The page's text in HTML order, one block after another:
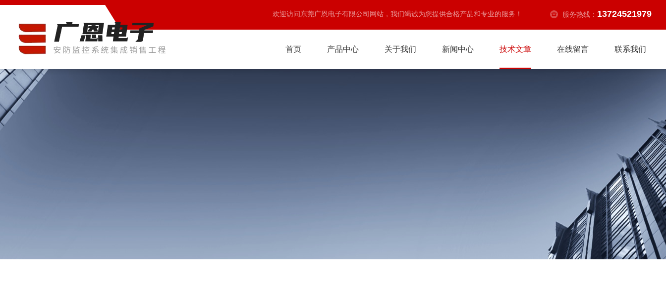
欢迎访问东莞广恩电子有限公司网站，我们竭诚为您提供合格产品和专业的服务！ 服务热线： 13724521979
首页 产品中心 关于我们 新闻中心 技术文章 在线留言 联系我们